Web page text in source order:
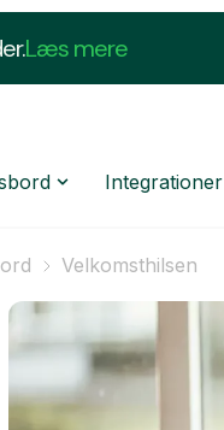
Læs mere
Integrationer
Velkomsthilsen